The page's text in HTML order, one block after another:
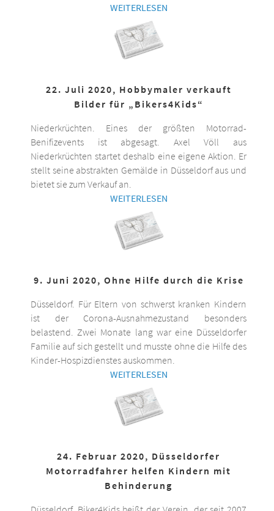
WEITERLESEN
22. Juli 2020, Hobbymaler verkauft
Bilder für „Bikers4Kids“
Niederkrüchten. Eines der größten Motorrad-
Benifizevents ist abgesagt. Axel Völl aus
Niederkrüchten startet deshalb eine eigene Aktion. Er
stellt seine abstrakten Gemälde in Düsseldorf aus und
bietet sie zum Verkauf an.
WEITERLESEN
9. Juni 2020, Ohne Hilfe durch die Krise
Düsseldorf. Für Eltern von schwerst kranken Kindern
ist der Corona-Ausnahmezustand besonders
belastend. Zwei Monate lang war eine Düsseldorfer
Familie auf sich gestellt und musste ohne die Hilfe des
Kinder-Hospizdienstes auskommen.
WEITERLESEN
24. Februar 2020, Düsseldorfer
Motorradfahrer helfen Kindern mit
Behinderung